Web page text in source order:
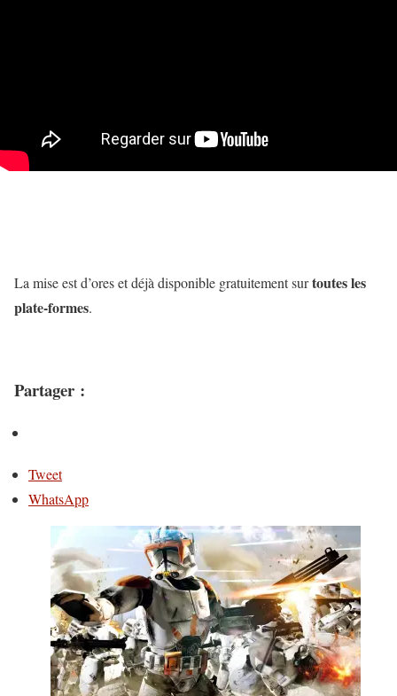
La mise est d’ores et déjà disponible gratuitement surtoutes les
plate-formes.
Partager :
Tweet
WhatsApp